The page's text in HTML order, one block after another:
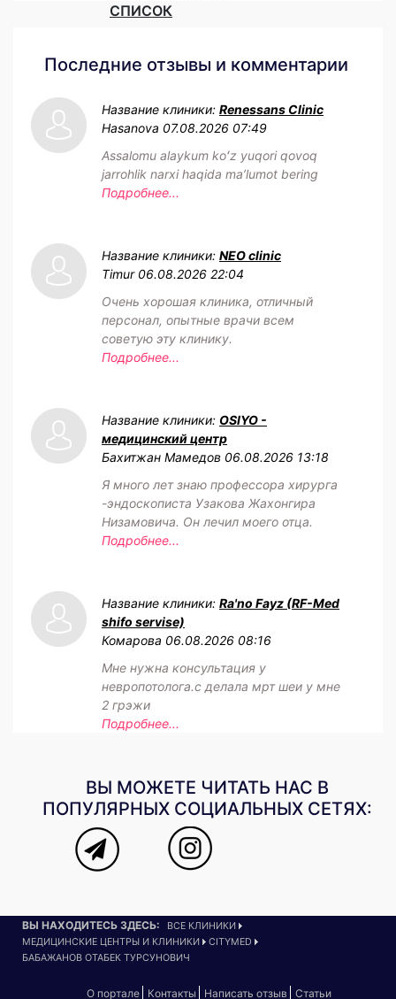
СПИСОК
Последние отзывы и комментарии
Название клиники: Renessans Clinic
Hasanova 07.08.2026 07:49
Assalomu alaykum koʻz yuqori qovoq
jarrohlik narxi haqida maʼlumot bering
Подробнее...
Название клиники: NEO clinic
Timur 06.08.2026 22:04
Очень хорошая клиника, отличный
персонал, опытные врачи всем
советую эту клинику.
Подробнее...
Название клиники: OSIYO -
медицинский центр
Бахитжан Мамедов 06.08.2026 13:18
Я много лет знаю профессора хирурга
-эндоскописта Узакова Жахонгира
Низамовича. Он лечил моего отца.
Подробнее...
Название клиники: Ra'no Fayz (RF-Med
shifo servise)
Комарова 06.08.2026 08:16
Мне нужна консультация у
невропотолога.с делала мрт шеи у мне
2 грэжи
Подробнее...
ВЫ МОЖЕТЕ ЧИТАТЬ НАС В
ПОПУЛЯРНЫХ СОЦИАЛЬНЫХ СЕТЯХ:
ВЫ НАХОДИТЕСЬ ЗДЕСЬ:
ВСЕ КЛИНИКИ
МЕДИЦИНСКИЕ ЦЕНТРЫ И КЛИНИКИ
CITYMED
БАБАЖАНОВ ОТАБЕК ТУРСУНОВИЧ
О портале Контакты Написать отзыв Статьи